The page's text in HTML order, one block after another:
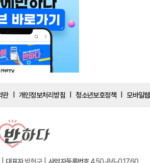
관 개인정보처리방침 청소년보호정책 모바일웹